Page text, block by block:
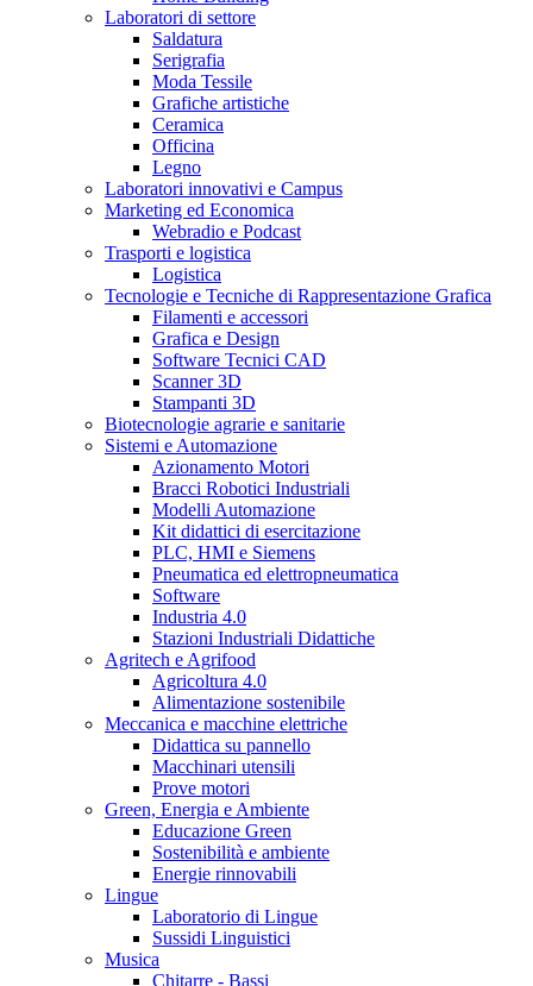
Laboratori di settore
Saldatura
Serigrafia
Moda Tessile
Grafiche artistiche
Ceramica
Officina
Legno
Laboratori innovativi e Campus
Marketing ed Economica
Webradio e Podcast
Trasporti e logistica
Logistica
Tecnologie e Tecniche di Rappresentazione Grafica
Filamenti e accessori
Grafica e Design
Software Tecnici CAD
Scanner 3D
Stampanti 3D
Biotecnologie agrarie e sanitarie
Sistemi e Automazione
Azionamento Motori
Bracci Robotici Industriali
Modelli Automazione
Kit didattici di esercitazione
PLC, HMI e Siemens
Pneumatica ed elettropneumatica
Software
Industria 4.0
Stazioni Industriali Didattiche
Agritech e Agrifood
Agricoltura 4.0
Alimentazione sostenibile
Meccanica e macchine elettriche
Didattica su pannello
Macchinari utensili
Prove motori
Green, Energia e Ambiente
Educazione Green
Sostenibilità e ambiente
Energie rinnovabili
Lingue
Laboratorio di Lingue
Sussidi Linguistici
Musica
Chitarre - Bassi